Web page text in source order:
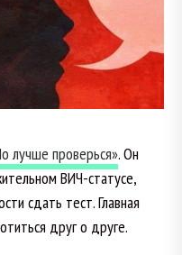
лучше проверься». Он
ВИЧ-статусе,
сдать тест. Главная
друг о друге.